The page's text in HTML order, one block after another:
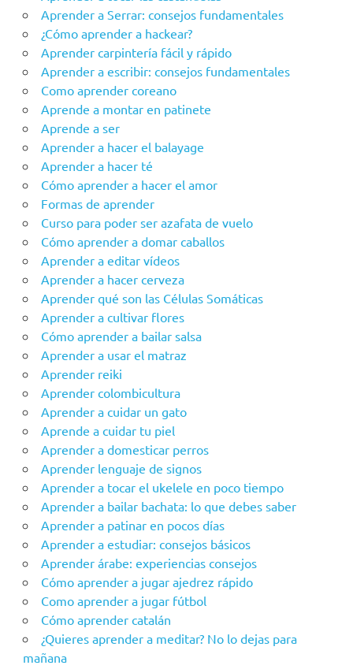
Aprender a Serrar: consejos fundamentales
¿Cómo aprender a hackear?
Aprender carpintería fácil y rápido
Aprender a escribir: consejos fundamentales
Como aprender coreano
Aprende a montar en patinete
Aprende a ser
Aprender a hacer el balayage
Aprender a hacer té
Cómo aprender a hacer el amor
Formas de aprender
Curso para poder ser azafata de vuelo
Cómo aprender a domar caballos
Aprender a editar vídeos
Aprender a hacer cerveza
Aprender qué son las Células Somáticas
Aprender a cultivar flores
Cómo aprender a bailar salsa
Aprender a usar el matraz
Aprender reiki
Aprender colombicultura
Aprender a cuidar un gato
Aprende a cuidar tu piel
Aprender a domesticar perros
Aprender lenguaje de signos
Aprender a tocar el ukelele en poco tiempo
Aprender a bailar bachata: lo que debes saber
Aprender a patinar en pocos días
Aprender a estudiar: consejos básicos
Aprender árabe: experiencias consejos
Cómo aprender a jugar ajedrez rápido
Como aprender a jugar fútbol
Cómo aprender catalán
¿Quieres aprender a meditar? No lo dejas para
mañana